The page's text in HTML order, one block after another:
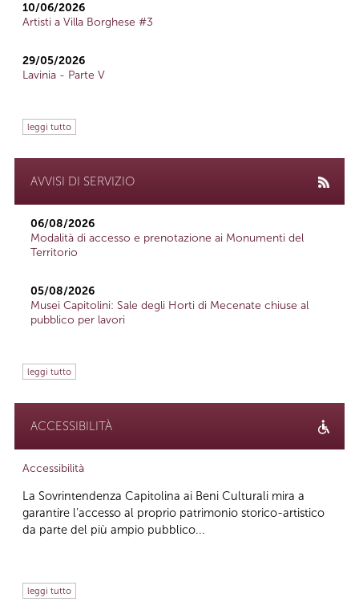
10/06/2026
Artisti a Villa Borghese #3
29/05/2026
Lavinia - Parte V
leggi tutto
AVVISI DI SERVIZIO
06/08/2026
Modalità di accesso e prenotazione ai Monumenti del
Territorio
05/08/2026
Musei Capitolini: Sale degli Horti di Mecenate chiuse al
pubblico per lavori
leggi tutto
ACCESSIBILITÀ
Accessibilità
La Sovrintendenza Capitolina ai Beni Culturali mira a
garantire l’accesso al proprio patrimonio storico-artistico
da parte del più ampio pubblico...
leggi tutto